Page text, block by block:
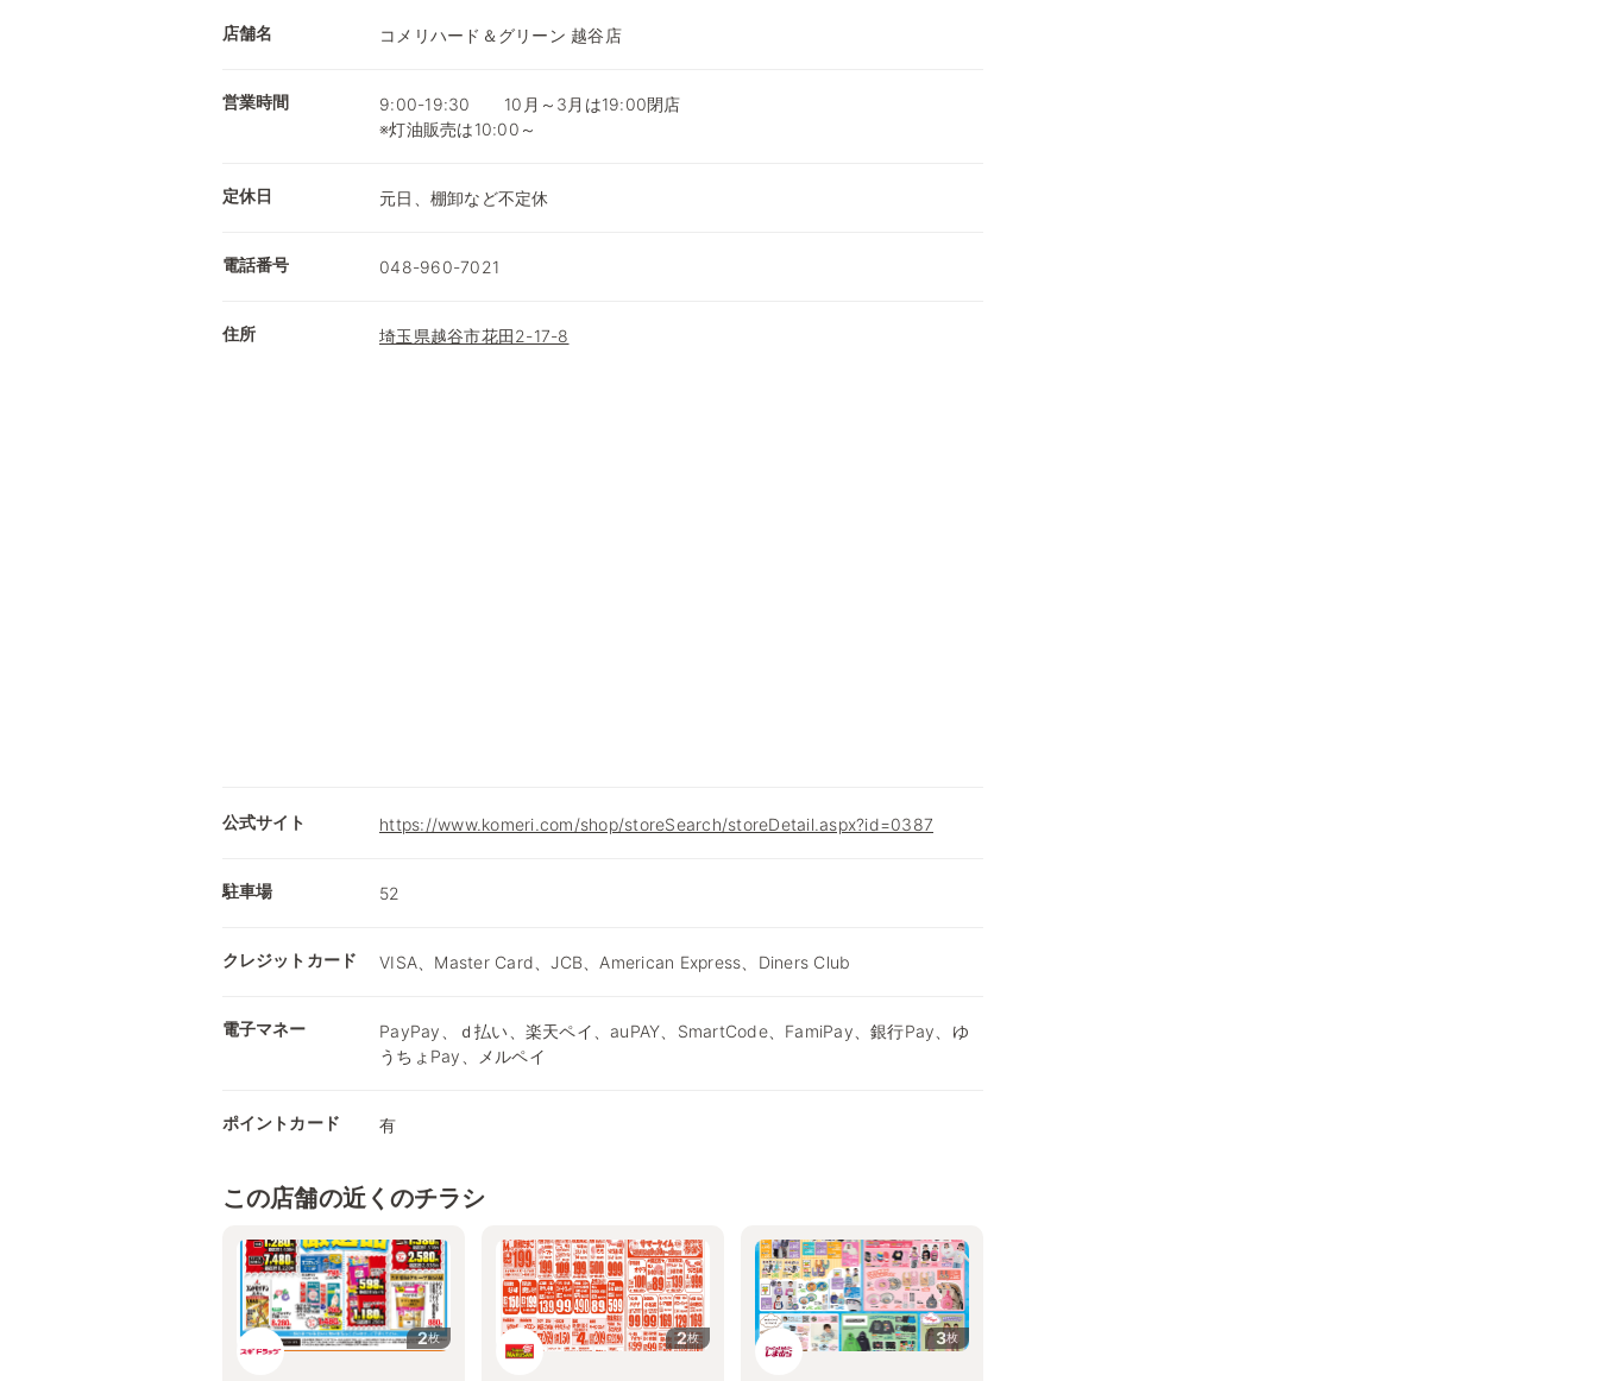
店舗名 コメリハード＆グリーン 越谷店
営業時間
9:00-19:30 10月～3月は19:00閉店
※灯油販売は10:00～
定休日 元日、棚卸など不定休
電話番号 048-960-7021
住所 埼玉県越谷市花田2-17-8
公式サイト https://www.komeri.com/shop/storeSearch/storeDetail.aspx?id=0387
駐車場 52
クレジットカード VISA、Master Card、JCB、American Express、Diners Club
電子マネー
PayPay、ｄ払い、楽天ペイ、auPAY、SmartCode、FamiPay、銀行Pay、ゆ
うちょPay、メルペイ
ポイントカード 有
この店舗の近くのチラシ
2枚 2枚 3枚